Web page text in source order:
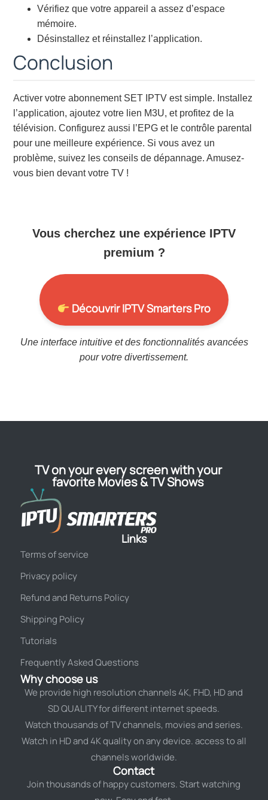
Vérifiez que votre appareil a assez d’espace
mémoire.
Désinstallez et réinstallez l’application.
Conclusion
Activer votre abonnement SET IPTV est simple. Installez
l’application, ajoutez votre lien M3U, et profitez de la
télévision. Configurez aussi l’EPG et le contrôle parental
pour une meilleure expérience. Si vous avez un
problème, suivez les conseils de dépannage. Amusez-
vous bien devant votre TV !
Vous cherchez une expérience IPTV
premium ?
Découvrir IPTV Smarters Pro
Une interface intuitive et des fonctionnalités avancées
pour votre divertissement.
TV on your every screen with your
favorite Movies & TV Shows
Links
Terms of service
Privacy policy
Refund and Returns Policy
Shipping Policy
Tutorials
Frequently Asked Questions
Why choose us
We provide high resolution channels 4K, FHD, HD and
SD QUALITY for different internet speeds.
Watch thousands of TV channels, movies and series.
Watch in HD and 4K quality on any device. access to all
channels worldwide.
Contact
Join thousands of happy customers. Start watching